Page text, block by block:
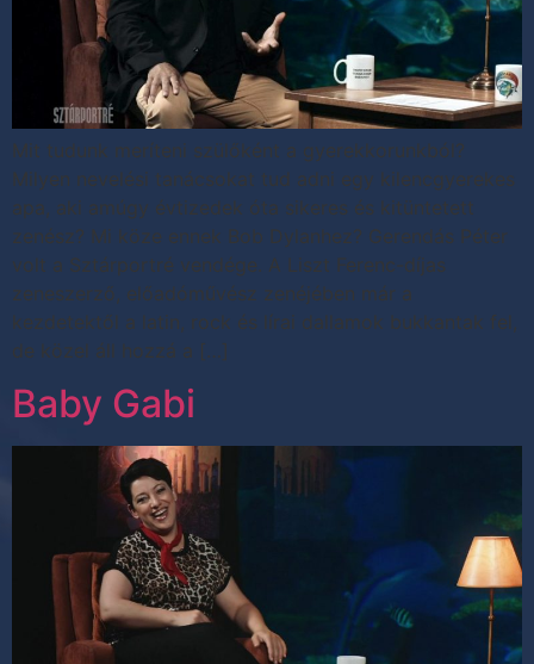
Mit tudunk meríteni szülőként a gyerekkorunkból?
Milyen nevelési tanácsokat tud adni egy kilencgyerekes
apa, aki amúgy évtizedek óta sikeres és kitüntetett
zenész? Mi köze ennek Bob Dylanhez? Gerendás Péter
volt a Sztárportré vendége. A Liszt Ferenc-díjas
zeneszerző, előadóművész zenéjében már a
kezdetektől a latin, rock és lírai dallamok bukkantak fel,
de közel áll hozzá a […]
Baby Gabi